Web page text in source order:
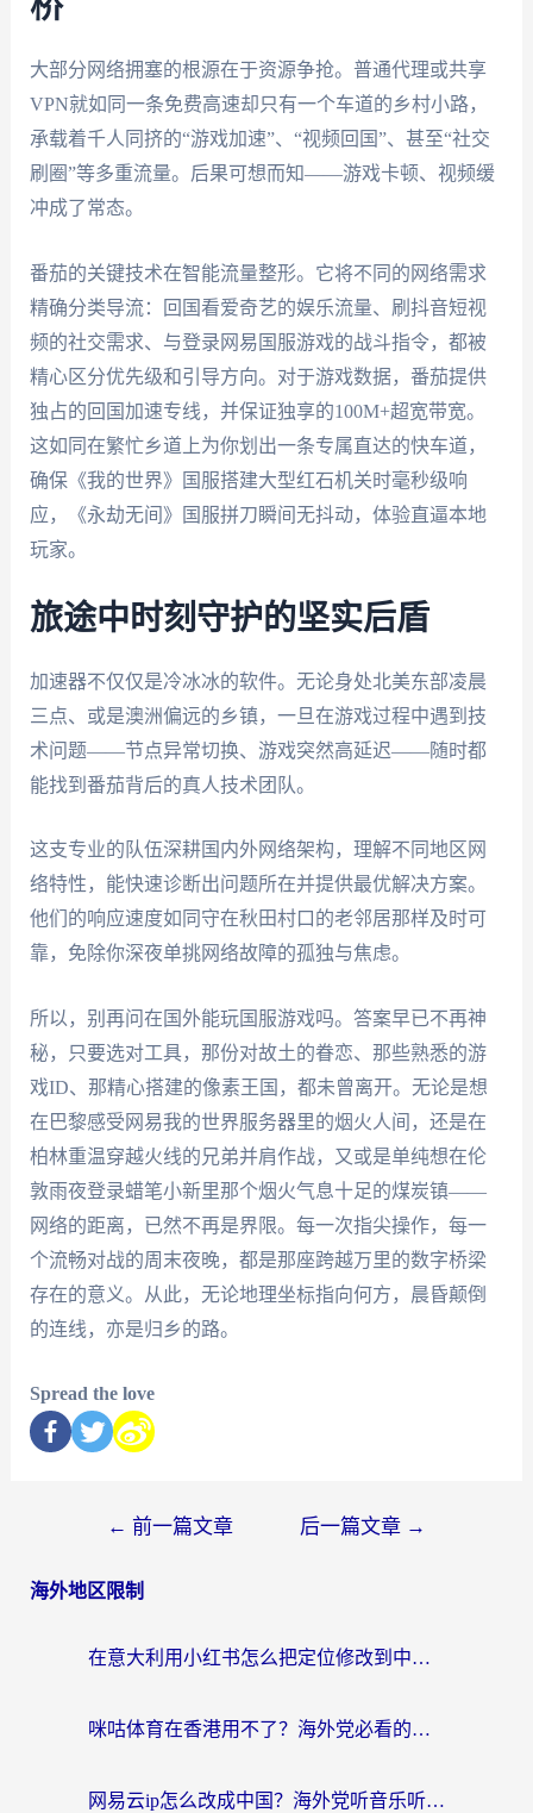
桥
大部分网络拥塞的根源在于资源争抢。普通代理或共享
VPN就如同一条免费高速却只有一个车道的乡村小路，
承载着千人同挤的“游戏加速”、“视频回国”、甚至“社交
刷圈”等多重流量。后果可想而知——游戏卡顿、视频缓
冲成了常态。
番茄的关键技术在智能流量整形。它将不同的网络需求
精确分类导流：回国看爱奇艺的娱乐流量、刷抖音短视
频的社交需求、与登录网易国服游戏的战斗指令，都被
精心区分优先级和引导方向。对于游戏数据，番茄提供
独占的回国加速专线，并保证独享的100M+超宽带宽。
这如同在繁忙乡道上为你划出一条专属直达的快车道，
确保《我的世界》国服搭建大型红石机关时毫秒级响
应，《永劫无间》国服拼刀瞬间无抖动，体验直逼本地
玩家。
旅途中时刻守护的坚实后盾
加速器不仅仅是冷冰冰的软件。无论身处北美东部凌晨
三点、或是澳洲偏远的乡镇，一旦在游戏过程中遇到技
术问题——节点异常切换、游戏突然高延迟——随时都
能找到番茄背后的真人技术团队。
这支专业的队伍深耕国内外网络架构，理解不同地区网
络特性，能快速诊断出问题所在并提供最优解决方案。
他们的响应速度如同守在秋田村口的老邻居那样及时可
靠，免除你深夜单挑网络故障的孤独与焦虑。
所以，别再问在国外能玩国服游戏吗。答案早已不再神
秘，只要选对工具，那份对故土的眷恋、那些熟悉的游
戏ID、那精心搭建的像素王国，都未曾离开。无论是想
在巴黎感受网易我的世界服务器里的烟火人间，还是在
柏林重温穿越火线的兄弟并肩作战，又或是单纯想在伦
敦雨夜登录蜡笔小新里那个烟火气息十足的煤炭镇——
网络的距离，已然不再是界限。每一次指尖操作，每一
个流畅对战的周末夜晚，都是那座跨越万里的数字桥梁
存在的意义。从此，无论地理坐标指向何方，晨昏颠倒
的连线，亦是归乡的路。
Spread the love
← 前一篇文章 后一篇文章 →
海外地区限制
在意大利用小红书怎么把定位修改到中国国内？3个实用技巧+1个靠谱工具帮你搞定
咪咕体育在香港用不了？海外党必看的回国加速器选择指南（附3个真实场景解决方案）
网易云ip怎么改成中国？海外党听音乐听书的无痛解决方案